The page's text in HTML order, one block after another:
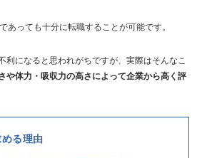
あっても十分に転職することが可能です。
利になると思われがちですが、実際はそんなこ
や体力・吸収力の高さによって企業から高く評
る理由